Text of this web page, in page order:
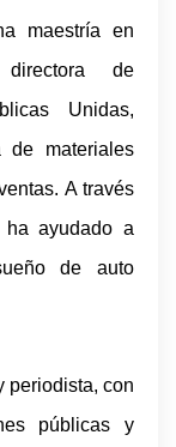
maestría en
de
Unidas,
de materiales
A través
ha ayudado a
de auto
periodista, con
públicas y